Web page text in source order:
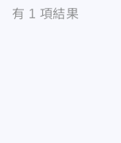
有 1 項結果